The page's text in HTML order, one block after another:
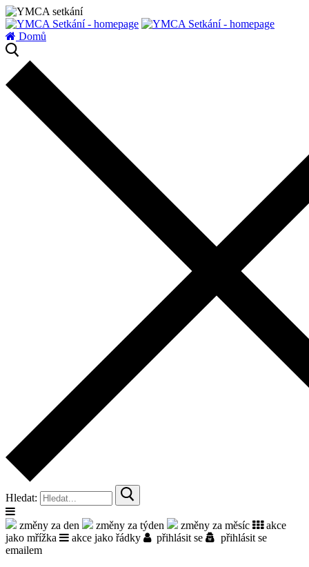
Domů
Hledat:
změny za den změny za týden změny za měsíc
akce
jako mřížka
akce jako řádky přihlásit se
přihlásit se
emailem
zatížení serveru